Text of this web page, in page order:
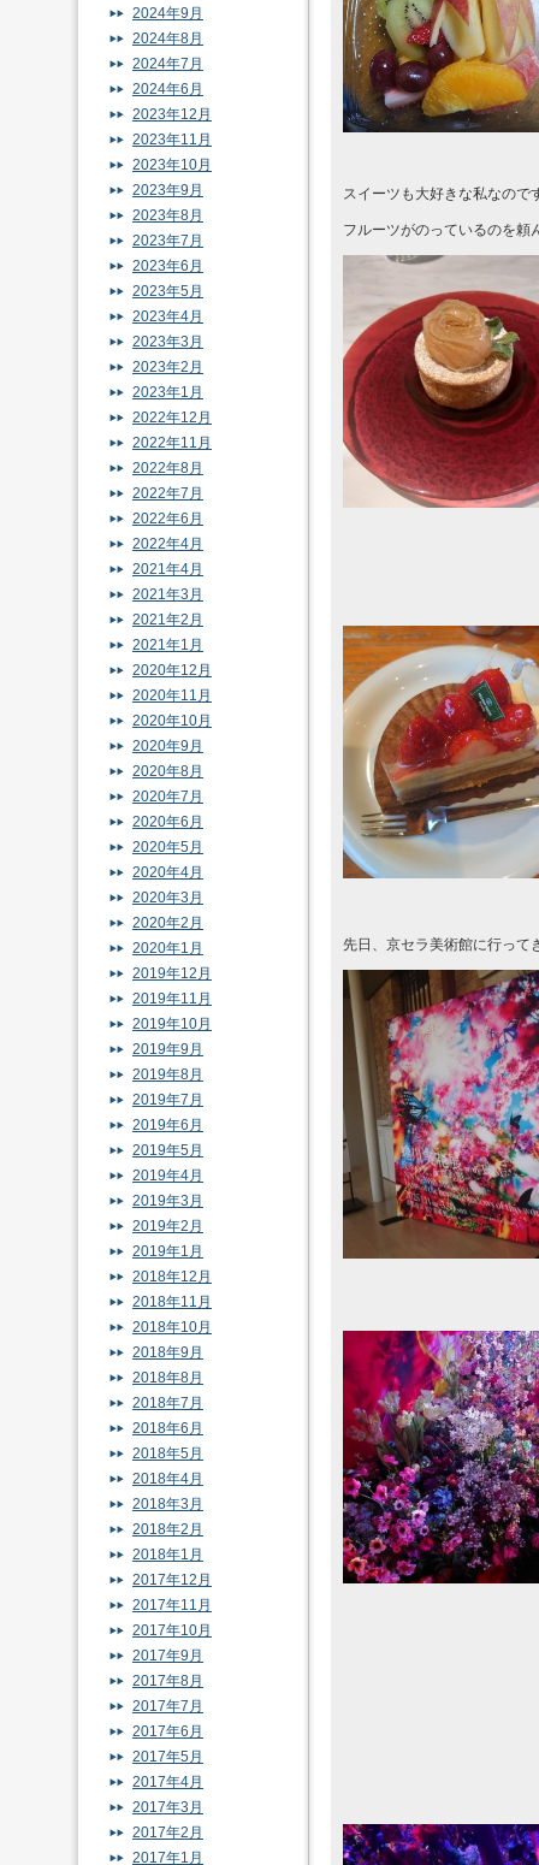
スイーツも大好きな私なの
フルーツがのっているのを頼
先日、京セラ美術館に行って
2024年9月
2024年8月
2024年7月
2024年6月
2023年12月
2023年11月
2023年10月
2023年9月
2023年8月
2023年7月
2023年6月
2023年5月
2023年4月
2023年3月
2023年2月
2023年1月
2022年12月
2022年11月
2022年8月
2022年7月
2022年6月
2022年4月
2021年4月
2021年3月
2021年2月
2021年1月
2020年12月
2020年11月
2020年10月
2020年9月
2020年8月
2020年7月
2020年6月
2020年5月
2020年4月
2020年3月
2020年2月
2020年1月
2019年12月
2019年11月
2019年10月
2019年9月
2019年8月
2019年7月
2019年6月
2019年5月
2019年4月
2019年3月
2019年2月
2019年1月
2018年12月
2018年11月
2018年10月
2018年9月
2018年8月
2018年7月
2018年6月
2018年5月
2018年4月
2018年3月
2018年2月
2018年1月
2017年12月
2017年11月
2017年10月
2017年9月
2017年8月
2017年7月
2017年6月
2017年5月
2017年4月
2017年3月
2017年2月
2017年1月